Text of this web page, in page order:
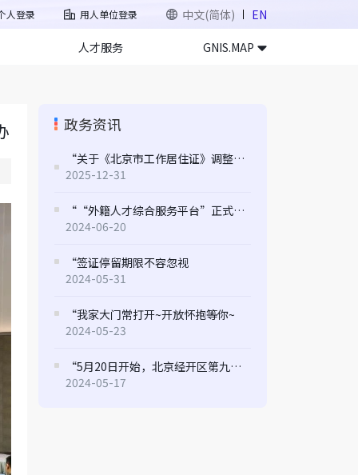
人登录 用人单位登录 中文(简体) EN
人才服务 GNIS.MAP
政务资讯
“关于《北京市工作居住证》调整应税收入标准的通知
2025-12-31
““外籍人才综合服务平台”正式上线 打造全方位服务新体验
2024-06-20
“签证停留期限不容忽视
2024-05-31
“我家大门常打开~开放怀抱等你~
2024-05-23
“5月20日开始，北京经开区第九届“博大贡献专项奖励资金”申报指南来了
2024-05-17